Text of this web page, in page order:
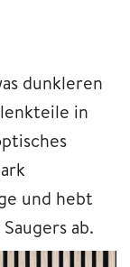
dunkleren
in
und hebt
ab.